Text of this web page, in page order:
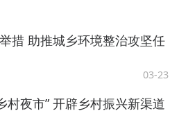
措 助推城乡环境整治攻坚任
03-23
村夜市” 开辟乡村振兴新渠道